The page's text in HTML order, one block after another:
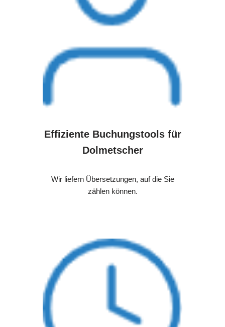
Effiziente Buchungstools für
Dolmetscher
Wir liefern Übersetzungen, auf die Sie
zählen können.